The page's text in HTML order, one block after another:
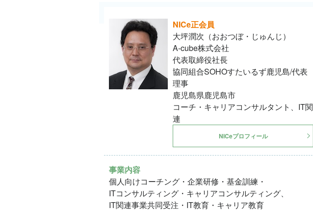
NICe正会員
大坪潤次（おおつぼ・じゅんじ）
A-cube株式会社
代表取締役社長
協同組合SOHOすたいるず鹿児島/代表
理事
鹿児島県鹿児島市
コーチ・キャリアコンサルタント、IT関
連
NICeプロフィール
事業内容
個人向けコーチング・企業研修・基金訓練・
ITコンサルティング・キャリアコンサルティング、
IT関連事業共同受注・IT教育・キャリア教育